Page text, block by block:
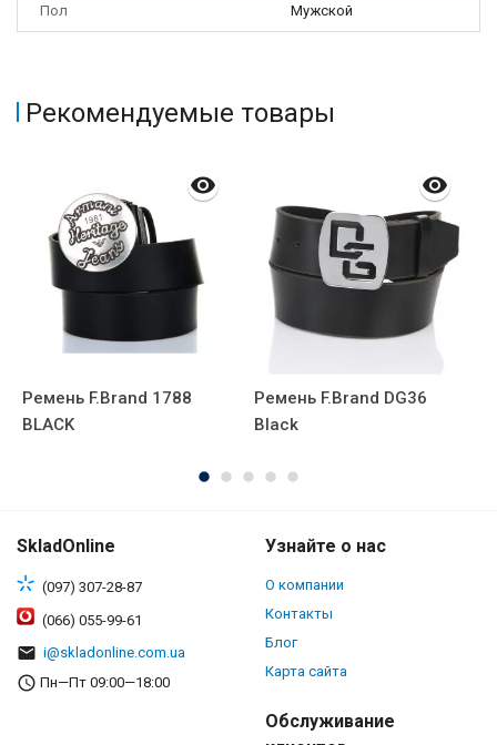
Пол Мужской
Рекомендуемые товары
Ремень F.Brand 1788
BLACK
Ремень F.Brand DG36
Black
SkladOnline
(097) 307-28-87
(066) 055-99-61
i@skladonline.com.ua
Пн—Пт 09:00—18:00
Узнайте о нас
О компании
Контакты
Блог
Карта сайта
Обслуживание